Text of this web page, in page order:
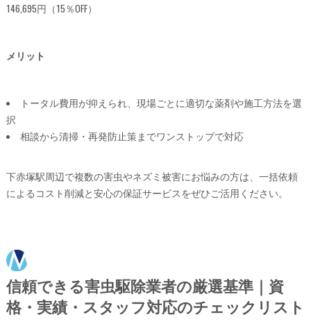
146,695円（15％OFF）
メリット
トータル費用が抑えられ、現場ごとに適切な薬剤や施工方法を選
択
相談から清掃・再発防止策までワンストップで対応
下赤塚駅周辺で複数の害虫やネズミ被害にお悩みの方は、一括依頼
によるコスト削減と安心の保証サービスをぜひご活用ください。
信頼できる害虫駆除業者の厳選基準｜資
格・実績・スタッフ対応のチェックリスト